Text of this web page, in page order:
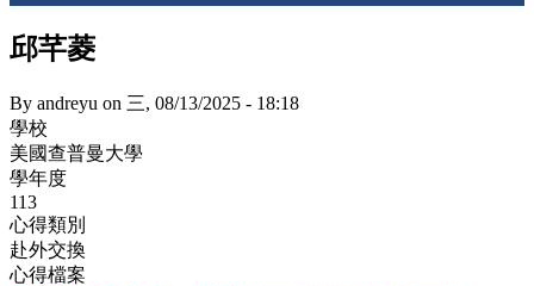
邱芊菱
By andreyu on 三, 08/13/2025 - 18:18
學校
美國查普曼大學
學年度
113
心得類別
赴外交換
心得檔案